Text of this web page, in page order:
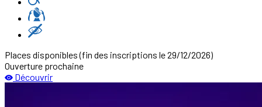
Places disponibles(fin des inscriptions le 29/12/2026)
Ouverture prochaine
Découvrir